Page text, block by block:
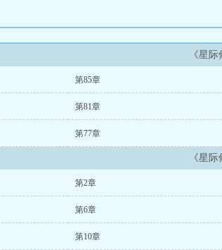
《星
第85章
第81章
第77章
《星
第2章
第6章
第10章